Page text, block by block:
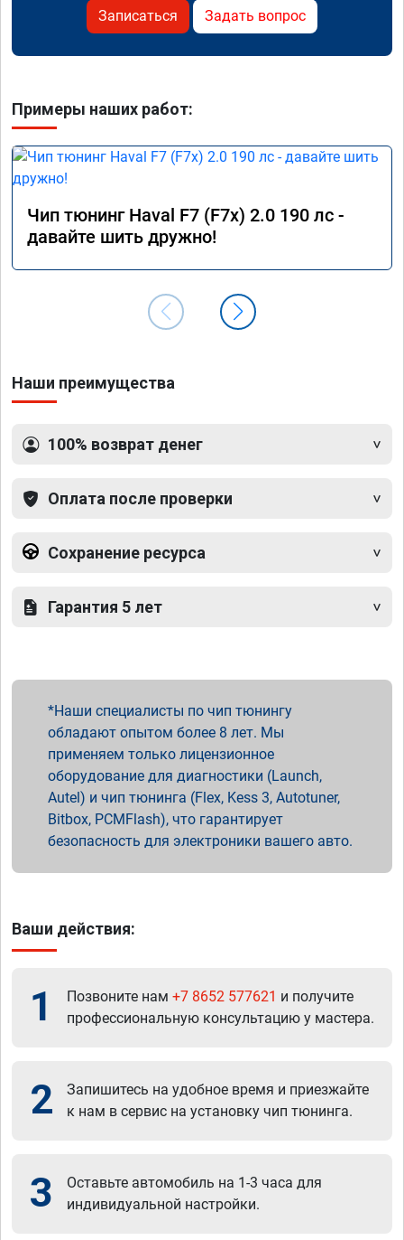
Записаться Задать вопрос
Примеры наших работ:
Чип тюнинг Haval F7 (F7x) 2.0 190 лс -
давайте шить дружно!
Наши преимущества
100% возврат денег
Оплата после проверки
Сохранение ресурса
Гарантия 5 лет
Наши специалисты по чип тюнингу
обладают опытом более 8 лет. Мы
применяем только лицензионное
оборудование для диагностики (Launch,
Autel) и чип тюнинга (Flex, Kess 3, Autotuner,
Bitbox, PCMFlash), что гарантирует
безопасность для электроники вашего авто.
Ваши действия:
1 Позвоните нам +7 8652 577621 и получите
профессиональную консультацию у мастера.
2
Запишитесь на удобное время и приезжайте
к нам в сервис на установку чип тюнинга.
3
Оставьте автомобиль на 1-3 часа для
индивидуальной настройки.